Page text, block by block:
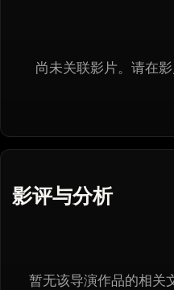
尚未关联影片。请在
影评与分析
暂无该导演作品的相关